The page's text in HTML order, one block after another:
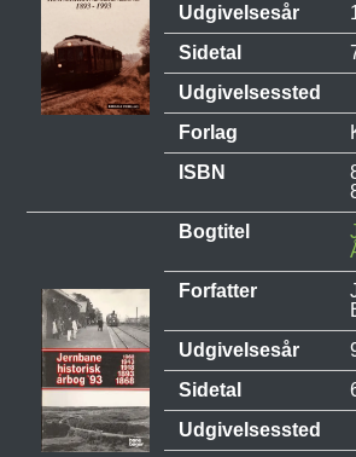
Udgivelsesår
Sidetal
Udgivelsessted
Forlag
ISBN
Bogtitel
Forfatter
Udgivelsesår
Sidetal
Udgivelsessted